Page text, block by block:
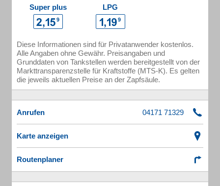
Super plus LPG
Diese Informationen sind für Privatanwender kostenlos.
Alle Angaben ohne Gewähr. Preisangaben und
Grunddaten von Tankstellen werden bereitgestellt von der
Markttransparenzstelle für Kraftstoffe (MTS-K). Es gelten
die jeweils aktuellen Preise an der Zapfsäule.
Anrufen
Karte anzeigen
Routenplaner